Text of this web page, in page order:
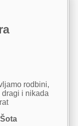
rodbini,
i nikada